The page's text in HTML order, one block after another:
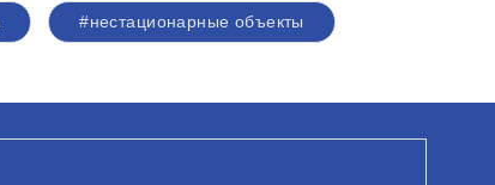
#нестационарные объекты